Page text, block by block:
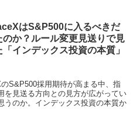
はS&P500に入るべきだ
のか？ルール変更見送りで見
「インデックス投資の本質」
S&P500採用期待が高まる中、指
を見送る方向との見方が広がってい
うのか。インデックス投資の本質か